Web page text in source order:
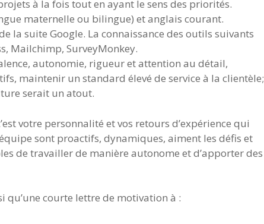
à la fois tout en ayant le sens des priorités.
maternelle ou bilingue) et anglais courant.
la suite Google. La connaissance des outils suivants
Mailchimp, SurveyMonkey.
autonomie, rigueur et attention au détail,
maintenir un standard élevé de service à la clientèle;
serait un atout.
votre personnalité et vos retours d’expérience qui
sont proactifs, dynamiques, aiment les défis et
de travailler de manière autonome et d’apporter des
qu’une courte lettre de motivation à :